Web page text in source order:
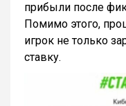
прибыли после
Помимо этого,
игрок не только
ставку.